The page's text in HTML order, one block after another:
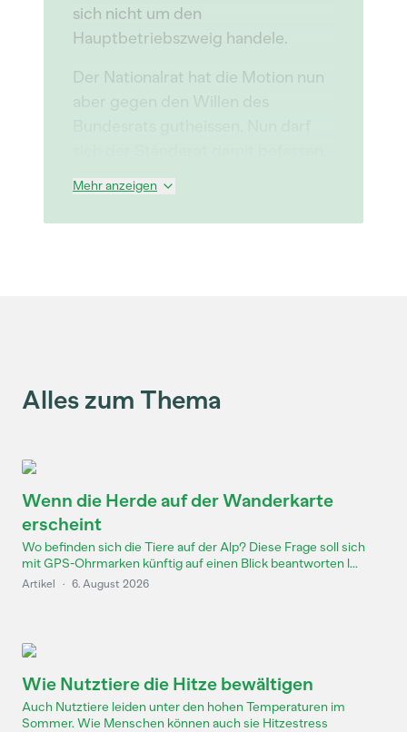
sich nicht um den
Hauptbetriebszweig handele.
Der Nationalrat hat die Motion nun
Mehr anzeigen
Alles zum Thema
Wenn die Herde auf der Wanderkarte
erscheint
Wo befinden sich die Tiere auf der Alp? Diese Frage soll sich
mit GPS-Ohrmarken künftig auf einen Blick beantworten l...
Artikel · 6. August 2026
Wie Nutztiere die Hitze bewältigen
Auch Nutztiere leiden unter den hohen Temperaturen im
Sommer. Wie Menschen können auch sie Hitzestress